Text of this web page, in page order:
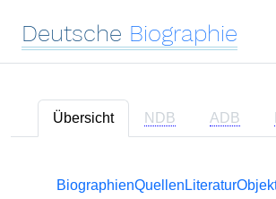
Deutsche Biographie
Übersicht NDB ADB
BiographienQuellen Literatur